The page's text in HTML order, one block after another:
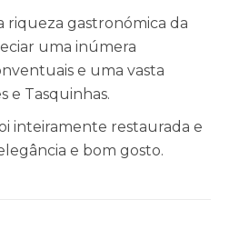
riqueza gastronómica da
uma inúmera
e uma vasta
e Tasquinhas.
inteiramente restaurada e
e bom gosto.